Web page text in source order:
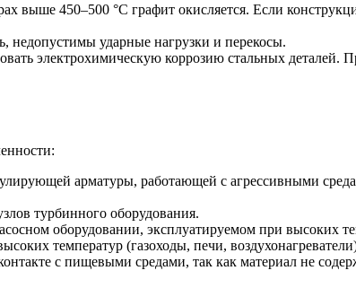
выше 450–500 °С графит окисляется. Если
недопустимы ударные нагрузки и перекосы.
электрохимическую коррозию стальных деталей.
арматуры, работающей с агрессивными
турбинного оборудования.
оборудовании, эксплуатируемом при высоких
температур (газоходы, печи,
с пищевыми средами, так как материал не